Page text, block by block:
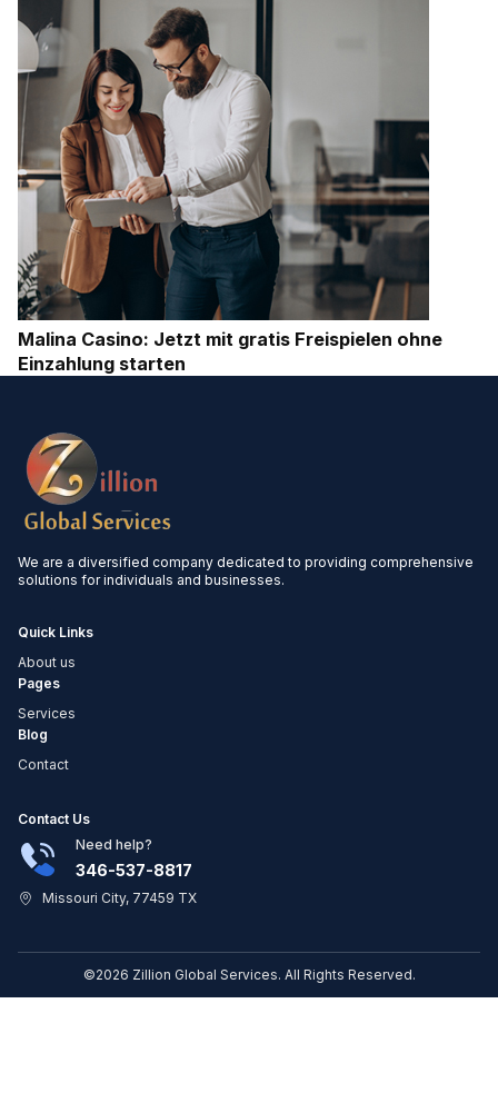
Malina Casino: Jetzt mit gratis Freispielen ohne
Einzahlung starten
We are a diversified company dedicated to providing comprehensive
solutions for individuals and businesses.
Quick Links
About us
Pages
Services
Blog
Contact
Contact Us
Need help?
346-537-8817
Missouri City, 77459 TX
©2026 Zillion Global Services. All Rights Reserved.